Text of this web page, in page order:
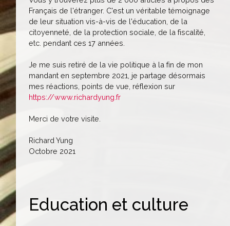
Français de l'étranger. C'est un véritable témoignage
de leur situation vis-à-vis de l'éducation, de la
citoyenneté, de la protection sociale, de la fiscalité,
etc. pendant ces 17 années.
Je me suis retiré de la vie politique à la fin de mon
mandant en septembre 2021, je partage désormais
mes réactions, points de vue, réflexion sur
https://www.richardyung.fr
Merci de votre visite.
Richard Yung
Octobre 2021
Education et culture